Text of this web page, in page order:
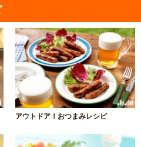
アウトドア！おつまみレシピ